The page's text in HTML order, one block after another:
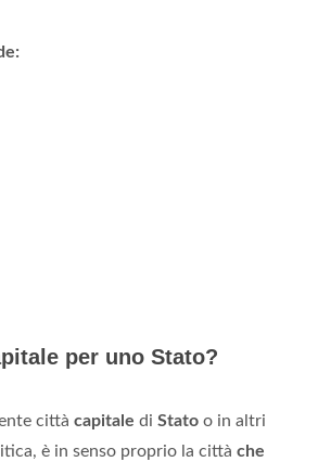
per uno Stato?
città capitale di Stato o in altri
è in senso proprio la città che